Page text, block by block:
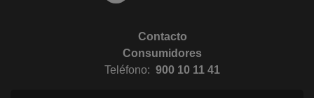
Contacto
Consumidores
Teléfono: 900 10 11 41